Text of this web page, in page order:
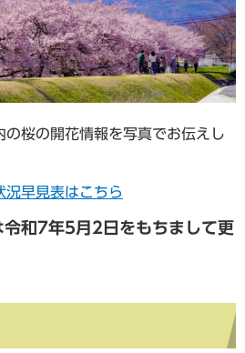
の桜の開花情報を写真でお伝えし
況早見表はこちら
令和7年5月2日をもちまして更